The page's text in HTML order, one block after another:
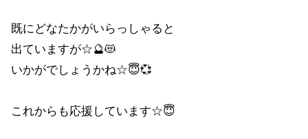
既にどなたかがいらっしゃると
出ていますが☆🔮😻
いかがでしょうかね☆😇💞
これからも応援しています☆😇